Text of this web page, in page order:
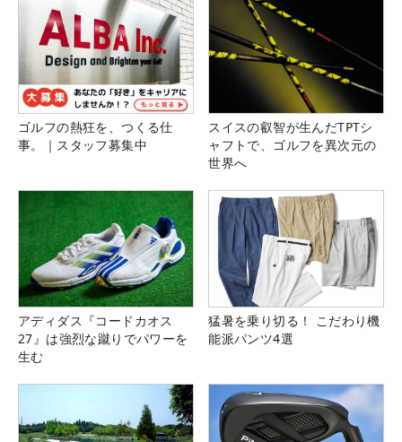
ゴルフの熱狂を、つくる仕
事。｜スタッフ募集中
スイスの叡智が生んだTPTシ
ャフトで、ゴルフを異次元の
世界へ
アディダス『コードカオス
27』は強烈な蹴りでパワーを
生む
猛暑を乗り切る！ こだわり機
能派パンツ4選